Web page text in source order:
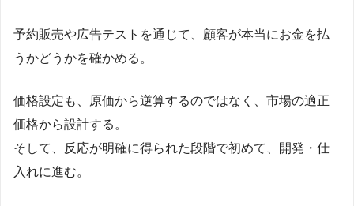
予約販売や広告テストを通じて、顧客が本当にお金を払
うかどうかを確かめる。
価格設定も、原価から逆算するのではなく、市場の適正
価格から設計する。
そして、反応が明確に得られた段階で初めて、開発・仕
入れに進む。